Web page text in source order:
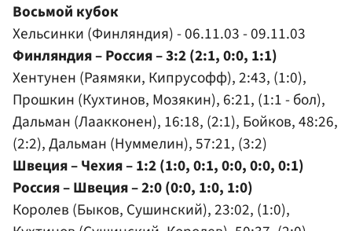
Восьмой кубок
Хельсинки (Финляндия) - 06.11.03 - 09.11.03
Финляндия – Россия – 3:2 (2:1, 0:0, 1:1)
Хентунен (Раямяки, Кипрусофф), 2:43, (1:0),
Прошкин (Кухтинов, Мозякин), 6:21, (1:1 - бол),
Дальман (Лаакконен), 16:18, (2:1), Бойков, 48:26,
(2:2), Дальман (Нуммелин), 57:21, (3:2)
Швеция – Чехия – 1:2 (1:0, 0:1, 0:0, 0:0, 0:1)
Россия – Швеция – 2:0 (0:0, 1:0, 1:0)
Королев (Быков, Сушинский), 23:02, (1:0),